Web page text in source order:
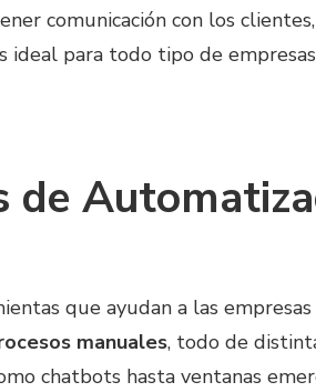
comunicación con los
ideal para todo tipo de
de
que ayudan a las empresas
manuales, todo de
chatbots hasta ventanas